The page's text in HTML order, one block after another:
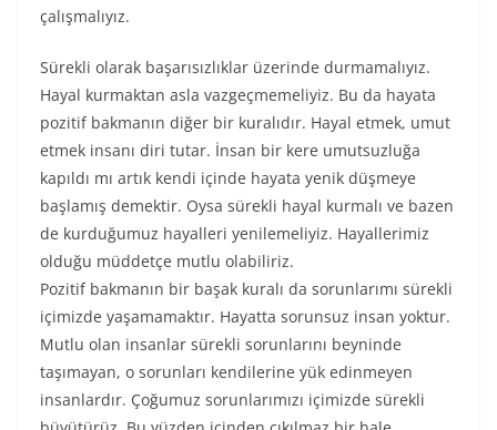
çalışmalıyız.
Sürekli olarak başarısızlıklar üzerinde durmamalıyız.
Hayal kurmaktan asla vazgeçmemeliyiz. Bu da hayata
pozitif bakmanın diğer bir kuralıdır. Hayal etmek, umut
etmek insanı diri tutar. İnsan bir kere umutsuzluğa
kapıldı mı artık kendi içinde hayata yenik düşmeye
başlamış demektir. Oysa sürekli hayal kurmalı ve bazen
de kurduğumuz hayalleri yenilemeliyiz. Hayallerimiz
olduğu müddetçe mutlu olabiliriz.
Pozitif bakmanın bir başak kuralı da sorunlarımı sürekli
içimizde yaşamamaktır. Hayatta sorunsuz insan yoktur.
Mutlu olan insanlar sürekli sorunlarını beyninde
taşımayan, o sorunları kendilerine yük edinmeyen
insanlardır. Çoğumuz sorunlarımızı içimizde sürekli